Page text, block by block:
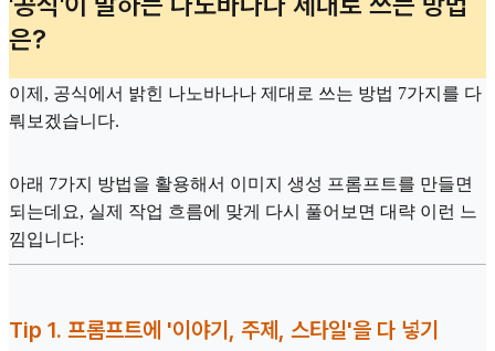
은?
이제, 공식에서 밝힌 나노바나나 제대로 쓰는 방법 7가지를 다
뤄보겠습니다.
아래 7가지 방법을 활용해서 이미지 생성 프롬프트를 만들면
되는데요, 실제 작업 흐름에 맞게 다시 풀어보면 대략 이런 느
낌입니다:
Tip 1. 프롬프트에 '이야기, 주제, 스타일'을 다 넣기